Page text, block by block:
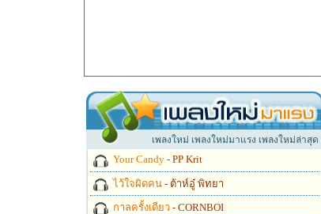
เพลงใหม่ เพลงใหม่มาแรง เพลงใหม่ล่าสุด
Your Candy - PP Krit
ไว้ใจผิดคน - ต้าห์อู๋ พิทยา
กาลครั้งเดียว - CORNBOI